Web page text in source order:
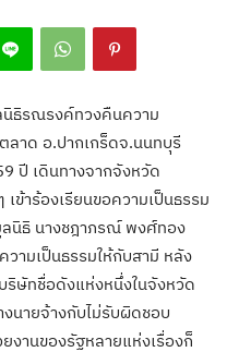
ธิรณรงค์ทวงคืนความ
ลาด อ.ปากเกร็ดจ.นนทบุรี
ปี เดินทางจากจังหวัด
เข้าร้องเรียนขอความเป็นธรรม
นิธิ นางชฎาภรณ์ พงศ์ทอง
ามเป็นธรรมให้กับสามี หลัง
ริษัทชื่อดังแห่งหนึ่งในจังหวัด
งนายจ้างกับไม่รับผิดชอบ
งานของรัฐหลายแห่งเรื่องก็